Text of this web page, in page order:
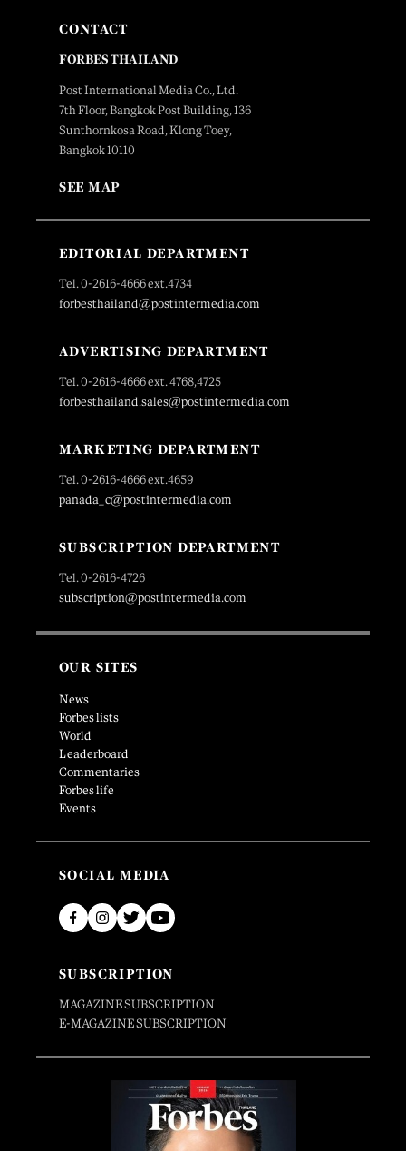
CONTACT
FORBES THAILAND
Post International Media Co., Ltd.
7th Floor, Bangkok Post Building, 136
Sunthornkosa Road, Klong Toey,
Bangkok 10110
SEE MAP
EDITORIAL DEPARTMENT
Tel. 0-2616-4666 ext.4734
forbesthailand@postintermedia.com
ADVERTISING DEPARTMENT
Tel. 0-2616-4666 ext. 4768,4725
forbesthailand.sales@postintermedia.com
MARKETING DEPARTMENT
Tel. 0-2616-4666 ext.4659
panada_c@postintermedia.com
SUBSCRIPTION DEPARTMENT
Tel. 0-2616-4726
subscription@postintermedia.com
OUR SITES
News
Forbes lists
World
Leaderboard
Commentaries
Forbes life
Events
SOCIAL MEDIA
SUBSCRIPTION
MAGAZINE SUBSCRIPTION
E-MAGAZINE SUBSCRIPTION